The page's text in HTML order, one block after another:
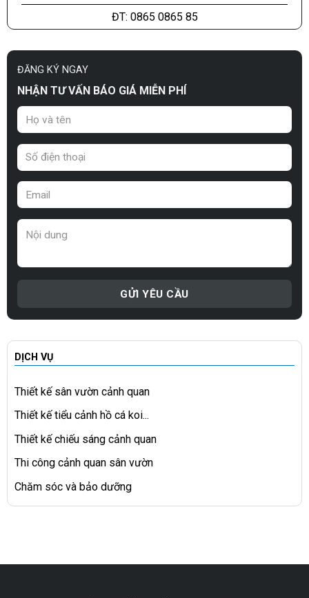
ĐT: 0865 0865 85
ĐĂNG KÝ NGAY
NHẬN TƯ VẤN BÁO GIÁ MIỄN PHÍ
DỊCH VỤ
Thiết kế sân vườn cảnh quan
Thiết kế tiểu cảnh hồ cá koi...
Thiết kế chiếu sáng cảnh quan
Thi công cảnh quan sân vườn
Chăm sóc và bảo dưỡng